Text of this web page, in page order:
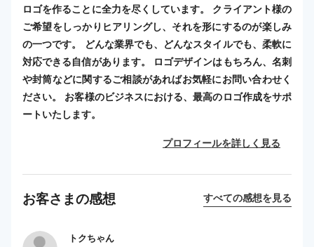
ロゴを作ることに全力を尽くしています。 クライアント様の
ご希望をしっかりヒアリングし、それを形にするのが楽しみ
の一つです。 どんな業界でも、どんなスタイルでも、柔軟に
対応できる自信があります。 ロゴデザインはもちろん、名刺
や封筒などに関するご相談があればお気軽にお問い合わせく
ださい。 お客様のビジネスにおける、最高のロゴ作成をサポ
ートいたします。
プロフィールを詳しく見る
お客さまの感想 すべての感想を見る
トクちゃん